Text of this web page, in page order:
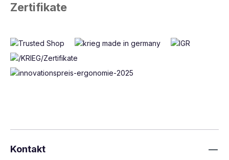
Zertifikate
Kontakt